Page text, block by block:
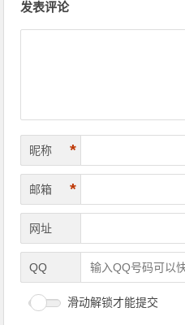
发表评论
昵称 *
邮箱 *
网址
QQ
滑动解锁才能提交